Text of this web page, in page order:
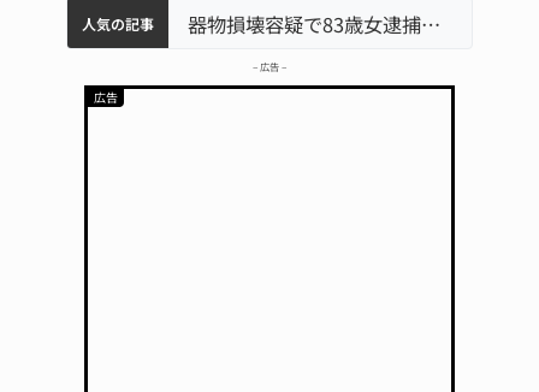
人気の記事
名張市水道料金47％値上げへ 答申案、審議会で大筋まとまる
中学校の陶壁モニュメント 地元建設会社がボランティアで清掃 伊賀名張市立病院のDMAT、熊本地震の被災地へ 能登以来3回目の派遣 器物損壊容疑で83歳女逮捕 伊賀署
– 広告 –